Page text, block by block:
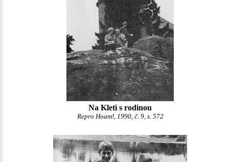
Na Kleti s rodinou
Repro Hoam!, 1990, č. 9, s. 572